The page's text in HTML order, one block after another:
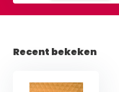
Recent bekeken